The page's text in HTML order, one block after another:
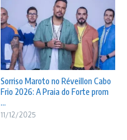
Sorriso Maroto no Réveillon Cabo
Frio 2026: A Praia do Forte prom
...
11/12/2025